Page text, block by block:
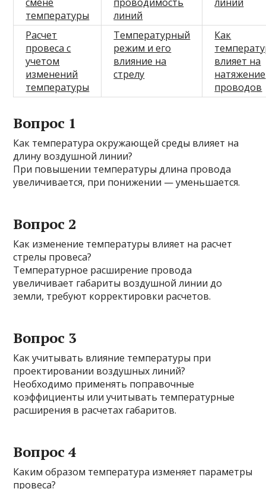
температуры
линий
Расчет
провеса с
учетом
изменений
температуры
Температурный
режим и его
влияние на
стрелу
Как
влияет на
натяжение
проводов
Вопрос 1
Как температура окружающей среды влияет на
длину воздушной линии?
При повышении температуры длина провода
увеличивается, при понижении — уменьшается.
Вопрос 2
Как изменение температуры влияет на расчет
стрелы провеса?
Температурное расширение провода
увеличивает габариты воздушной линии до
земли, требуют корректировки расчетов.
Вопрос 3
Как учитывать влияние температуры при
проектировании воздушных линий?
Необходимо применять поправочные
коэффициенты или учитывать температурные
расширения в расчетах габаритов.
Вопрос 4
Каким образом температура изменяет параметры
провеса?